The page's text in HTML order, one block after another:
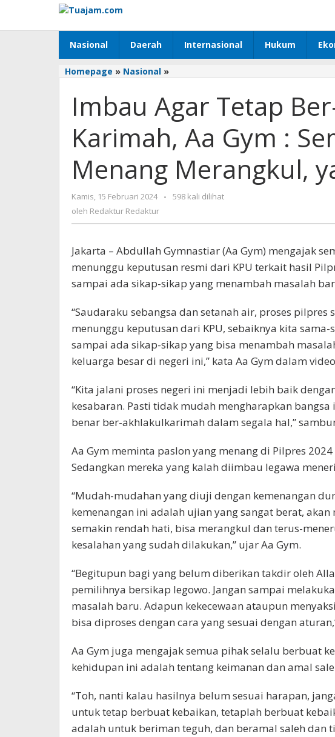
konten
Nasional Daerah Internasional Hukum
Homepage » Nasional »
Ber-
akhlakul
Karimah,
Aa
Gym
yang
Merangkul,
Kalah
Imbau Agar Tetap
Karimah, Aa Gym :
Menang Merangkul,
Kamis, 15 Februari 2024
oleh
-
598 kali dilihat
oleh Redaktur Redaktur
Jakarta – Abdullah Gymnastiar (Aa Gym) mengajak
menunggu keputusan resmi dari KPU terkait hasil
sampai ada sikap-sikap yang menambah masalah
“Saudaraku sebangsa dan setanah air, proses pilpres
menunggu keputusan dari KPU, sebaiknya kita sama-
sampai ada sikap-sikap yang bisa menambah
keluarga besar di negeri ini,” kata Aa Gym dalam
“Kita jalani proses negeri ini menjadi lebih baik
kesabaran. Pasti tidak mudah mengharapkan
benar ber-akhlakulkarimah dalam segala hal,”
Aa Gym meminta paslon yang menang di Pilpres
Sedangkan mereka yang kalah diimbau legawa
“Mudah-mudahan yang diuji dengan kemenangan
kemenangan ini adalah ujian yang sangat berat,
semakin rendah hati, bisa merangkul dan terus-
kesalahan yang sudah dilakukan,” ujar Aa Gym.
“Begitupun bagi yang belum diberikan takdir oleh
pemilihnya bersikap legowo. Jangan sampai
masalah baru. Adapun kekecewaan ataupun
bisa diproses dengan cara yang sesuai dengan
Aa Gym juga mengajak semua pihak selalu berbuat
kehidupan ini adalah tentang keimanan dan amal
“Toh, nanti kalau hasilnya belum sesuai harapan,
untuk tetap berbuat kebaikan, tetaplah berbuat
adalah untuk beriman teguh, dan beramal saleh dan